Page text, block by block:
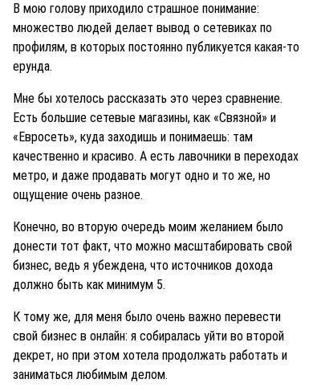
В мою голову приходило страшное понимание:
множество людей делает вывод о сетевиках по
профилям, в которых постоянно публикуется какая-то
ерунда.
Мне бы хотелось рассказать это через сравнение.
Есть большие сетевые магазины, как «Связной» и
«Евросеть», куда заходишь и понимаешь: там
качественно и красиво. А есть лавочники в переходах
метро, и даже продавать могут одно и то же, но
ощущение очень разное.
Конечно, во вторую очередь моим желанием было
донести тот факт, что можно масштабировать свой
бизнес, ведь я убеждена, что источников дохода
должно быть как минимум 5.
К тому же, для меня было очень важно перевести
свой бизнес в онлайн: я собиралась уйти во второй
декрет, но при этом хотела продолжать работать и
заниматься любимым делом.